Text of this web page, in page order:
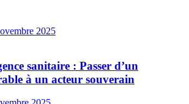
2025
sanitaire : Passer d’un
à un acteur souverain